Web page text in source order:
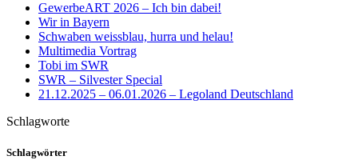
GewerbeART 2026 – Ich bin dabei!
Wir in Bayern
Schwaben weissblau, hurra und helau!
Multimedia Vortrag
Tobi im SWR
SWR – Silvester Special
21.12.2025 – 06.01.2026 – Legoland Deutschland
Schlagworte
Schlagwörter